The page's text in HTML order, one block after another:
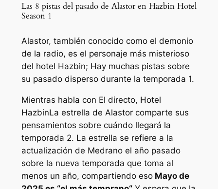
Las 8 pistas del pasado de Alastor en Hazbin Hotel
Season 1
Alastor, también conocido como el demonio
de la radio, es el personaje más misterioso
del hotel Hazbin; Hay muchas pistas sobre
su pasado disperso durante la temporada 1.
Mientras habla con El directo, Hotel
HazbinLa estrella de Alastor comparte sus
pensamientos sobre cuándo llegará la
temporada 2. La estrella se refiere a la
actualización de Medrano el año pasado
sobre la nueva temporada que toma al
menos un año, compartiendo esoMayo de